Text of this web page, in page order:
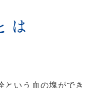
は
いう血の塊ができ